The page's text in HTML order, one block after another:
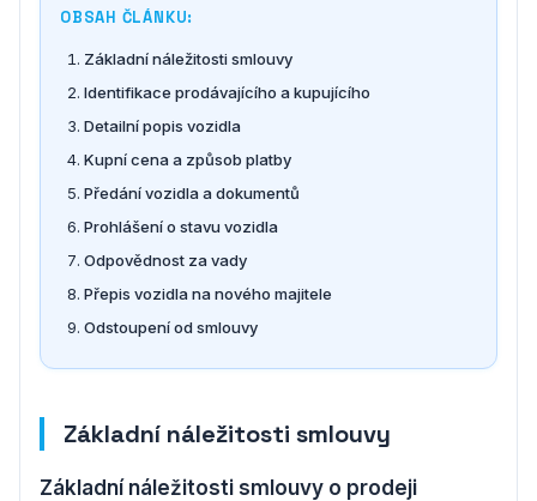
OBSAH ČLÁNKU:
Základní náležitosti smlouvy
Identifikace prodávajícího a kupujícího
Detailní popis vozidla
Kupní cena a způsob platby
Předání vozidla a dokumentů
Prohlášení o stavu vozidla
Odpovědnost za vady
Přepis vozidla na nového majitele
Odstoupení od smlouvy
Základní náležitosti smlouvy
Základní náležitosti smlouvy o prodeji